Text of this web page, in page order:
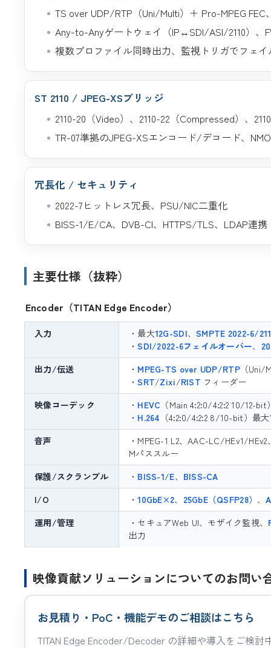
TS over UDP/RTP（Uni/Multi）＋ Pro-MPEG FEC
Any-to-Anyゲートウェイ（IP↔SDI/ASI/2110）、
複数プロファイル同時出力、監視トリガでフェ
ST 2110 / JPEG-XSブリッジ
2110-20（Video）、2110-22（Compressed）、
TR-07準拠のJPEG-XSエンコード/デコード、
冗長化 / セキュリティ
2022-7ヒットレス冗長、PSU/NIC二重化
BISS-1/E/CA、DVB-CI、HTTPS/TLS、LDAP連携
主要仕様（抜粋）
Encoder（TITAN Edge Encoder）
入力 ・最大12G-SDI、SMPTE 2022-6/
・SDI/2022-6フェイルオーバー、
出力/伝送
・ MPEG-TS over UDP/RTP（Uni/
・SRT/Zixi/RIST フィーダー
映像コーデック
・ HEVC （Main 4:2:0/4:2:2 10/12-bit
・ H.264 （4:2:0/4:2:2 8/10-bit）最
音声
・MPEG-1 L2、AAC-LC/HEv1/HEv2
Mパススルー
保護/スクランブル
・ BISS-1/E、 BISS-CA
I/O
・10GbE×2、 25GbE（QSFP28） 、
運用/管理
・セキュアWeb UI、モザイク監視、
出力
映像貢献ソリューションについてのお問い
お見積り・PoC・機能デモのご相談はこちら
TITAN Edge Encoder/Decoder の詳細や導入をご検